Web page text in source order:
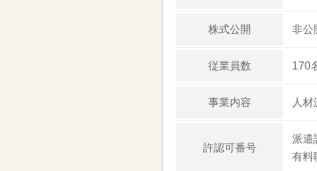
株式公開 非公
従業員数 170
事業内容 人材
許認可番号
派遣
有料